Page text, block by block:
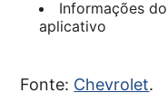
Informações
aplicativo
Fonte: Chevrolet.